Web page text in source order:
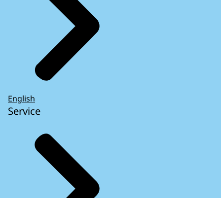
English
Service